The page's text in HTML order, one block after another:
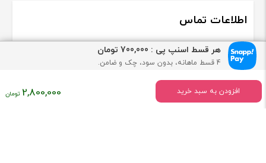
هر قسط اسنپ پی : 700,000 تومان
4 قسط ماهانه، بدون سود، چک و ضامن.
افزودن به سبد خرید 2,800,000
اطلاعات تماس
فروش بصورت حضوری و غیر حضوری میباشد. دفتر مرکزی: تهران، جمالزاده
شمالی پلاک : 231.0
info[AT]zarcut.com
تلفن:02166933358
09121882922